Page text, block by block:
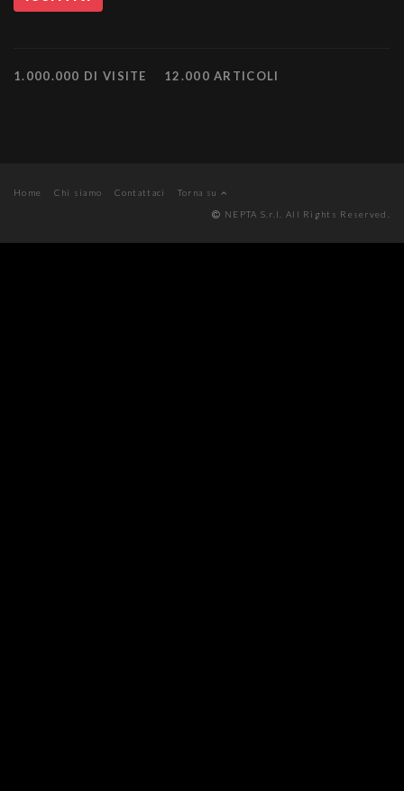
1.000.000 DI VISITE 12.000 ARTICOLI
Home Chi siamo Contattaci
Torna su
NEPTA S.r.l. All Rights Reserved.